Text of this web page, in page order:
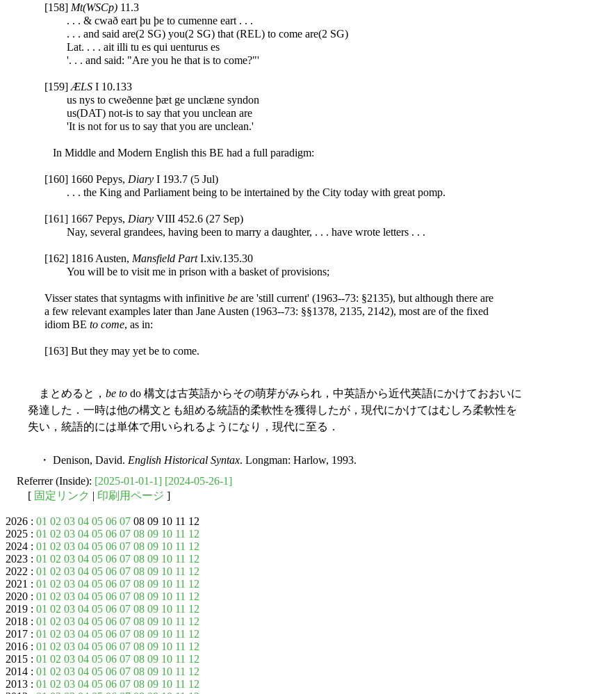
[158] Mt(WSCp) 11.3
. . . & cwað eart þu þe to cumenne eart . . .
. . . and said are(2 SG) you(2 SG) that (REL) to come are(2 SG)
Lat. . . . ait illi tu es qui uenturus es
'. . . and said: "Are you he that is to come?"'
[159] ÆLS I 10.133
us nys to cweðenne þæt ge unclæne syndon
us(DAT) not-is to say that you unclean are
'It is not for us to say that you are unclean.'
In Middle and Modern English this BE had a full paradigm:
[160] 1660 Pepys, Diary I 193.7 (5 Jul)
. . . the King and Parliament being to be intertained by the City today with great pomp.
[161] 1667 Pepys, Diary VIII 452.6 (27 Sep)
Nay, several grandees, having been to marry a daughter, . . . have wrote letters . . .
[162] 1816 Austen, Mansfield PartI.xiv.135.30
You will be to visit me in prison with a basket of provisions;
Visser states that syntagms with infinitive be are 'still current' (1963--73: §2135), but although there are
a few relevant examples later than Jane Austen (1963--73: §§1378, 2135, 2142), most are of the fixed
idiom BE to come, as in:
[163] But they may yet be to come.
まとめると， be to do 構文は古英語からその萌芽がみられ，中英語から近代英語にかけておおいに
発達した．一時は他の構文とも組める統語的柔軟性を獲得したが，現代にかけてはむしろ柔軟性を
失い，統語的には単体で用いられるようになり，現代に至る．
・ Denison, David. English Historical Syntax. Longman: Harlow, 1993.
Referrer (Inside): [2025-01-01-1] [2024-05-26-1]
[ 固定リンク | 印刷用ページ ]
2026 : 01 02 03 04 05 06 07 08 09 10 11 12
2025 : 01 02 03 04 05 06 07 08 09 10 11 12
2024 : 01 02 03 04 05 06 07 08 09 10 11 12
2023 : 01 02 03 04 05 06 07 08 09 10 11 12
2022 : 01 02 03 04 05 06 07 08 09 10 11 12
2021 : 01 02 03 04 05 06 07 08 09 10 11 12
2020 : 01 02 03 04 05 06 07 08 09 10 11 12
2019 : 01 02 03 04 05 06 07 08 09 10 11 12
2018 : 01 02 03 04 05 06 07 08 09 10 11 12
2017 : 01 02 03 04 05 06 07 08 09 10 11 12
2016 : 01 02 03 04 05 06 07 08 09 10 11 12
2015 : 01 02 03 04 05 06 07 08 09 10 11 12
2014 : 01 02 03 04 05 06 07 08 09 10 11 12
2013 : 01 02 03 04 05 06 07 08 09 10 11 12